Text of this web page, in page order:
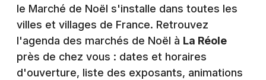
le Marché de Noël s'installe dans toutes les
villes et villages de France. Retrouvez
l'agenda des marchés de Noël à La Réole
près de chez vous : dates et horaires
d'ouverture, liste des exposants, animations